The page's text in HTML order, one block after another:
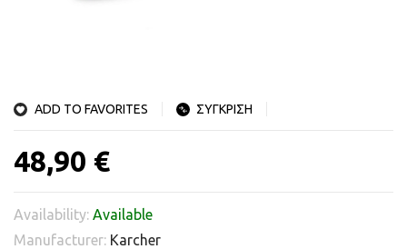
ADD TO FAVORITES ΣΥΓΚΡΙΣΗ
48,90 €
Availability: Available
Manufacturer: Karcher